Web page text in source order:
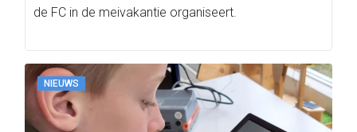
de FC in de meivakantie organiseert.
NIEUWS